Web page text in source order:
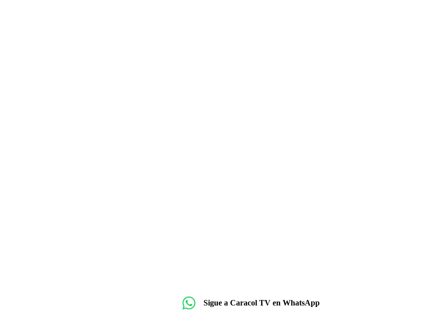
Sigue a Caracol TV en WhatsApp